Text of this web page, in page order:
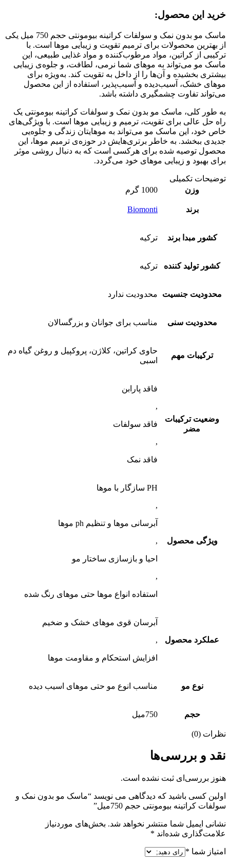
خرید این محصول:
ماسک مو بدون نمک و سولفات کراتینه بیومونتی حجم 750 میل یکی
از بهترین محصولات برای ترمیم تقویت و زیبایی موها است. با
ترکیبی از کراتین، مواد مرطوب‌کننده و مواد غذایی طبیعی، این
ماسک مو می‌تواند به موهای شما نرمی، لطافت، و جلوه‌ی زیبایی
بیشتری بخشیده و آن‌ها را از داخل به تقویت کند. به‌ویژه برای
موهای خشک، آسیب‌دیده و آسیب‌پذیر، استفاده از این محصول
می‌تواند تفاوت چشمگیری داشته باشد.
به طور کلی، ماسک مو بدون نمک و سولفات کراتینه بیومونتی یک
راه حل عالی برای تقویت، ترمیم و زیبایی موها است. با ویژگی‌های
خاص خود، این ماسک مو می‌تواند به موهایتان زندگی و جلوه‌یی
جدیدی ببخشد. به خاطر برتری‌هایش در حوزه‌ی ترمیم موها، این
محصول توصیه شده برای هرکسی است که به دنبال روشی موثر
برای بهبود و زیبایی موهای خود می‌گردد.
توضیحات تکمیلی
وزن
1000 گرم
برند Biomonti
کشور مبدا برند ترکیه
کشور تولید کننده ترکیه
محدودیت جنسیت محدودیت ندارد
محدودیت سنی مناسب برای جوانان و بزرگسالان
ترکیبات مهم
حاوی کراتین، کلاژن، پروکپیل و روغن گیاه دم
اسبی
وضعیت ترکیبات
مضر
فاقد پارابن
,
فاقد سولفات
,
فاقد نمک
ویژگی محصول
PH سازگار با موها
,
آبرسانی موها و تنظیم ph موها
,
احیا و بازسازی ساختار مو
,
استفاده انواع موها حتی موهای رنگ شده
عملکرد محصول
آبرسان قوی موهای خشک و ضخیم
,
افزایش استحکام و مقاومت موها
نوع مو مناسب انوع مو حتی موهای اسیب دیده
حجم 750میل
نظرات (0)
نقد و بررسی‌ها
هنوز بررسی‌ای ثبت نشده است.
اولین کسی باشید که دیدگاهی می نویسد “ماسک مو بدون نمک و
سولفات کراتینه بیومونتی حجم 750میل”
نشانی ایمیل شما منتشر نخواهد شد. بخش‌های موردنیاز
علامت‌گذاری شده‌اند *
امتیاز شما *